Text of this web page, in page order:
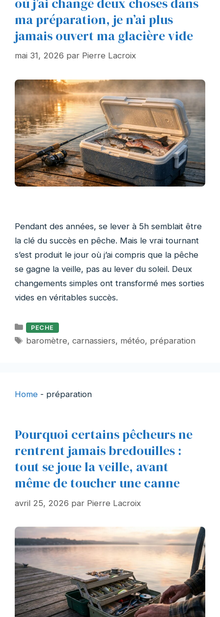
ma préparation, je n’ai plus
jamais ouvert ma glacière vide
mai 31, 2026 par Pierre Lacroix
Pendant des années, se lever à 5h semblait être
la clé du succès en pêche. Mais le vrai tournant
s’est produit le jour où j’ai compris que la pêche
se gagne la veille, pas au lever du soleil. Deux
changements simples ont transformé mes sorties
vides en véritables succès.
Catégories
PECHE
Étiquettes
baromètre,carnassiers, météo, préparation
Home - préparation
Pourquoi certains pêcheurs ne
rentrent jamais bredouilles :
tout se joue la veille, avant
même de toucher une canne
avril 25, 2026 par Pierre Lacroix